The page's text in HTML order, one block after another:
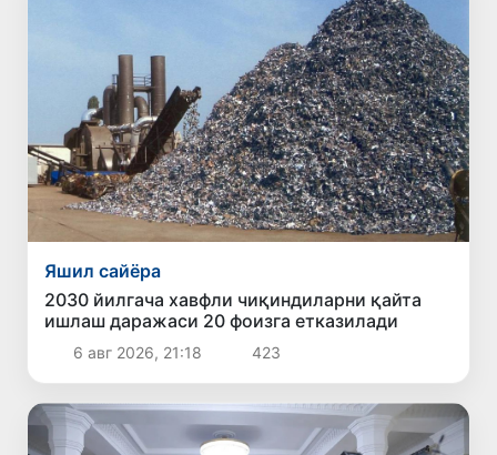
Яшил сайёра
2030 йилгача хавфли чиқиндиларни қайта
ишлаш даражаси 20 фоизга етказилади
6 авг 2026, 21:18 423